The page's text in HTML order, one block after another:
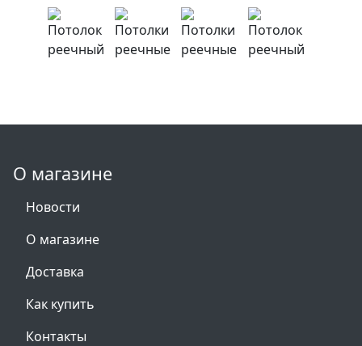
О магазине
Новости
О магазине
Доставка
Как купить
Контакты